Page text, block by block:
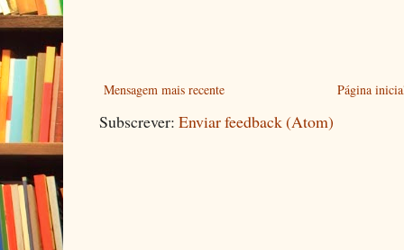
Mensagem mais recente Página
Subscrever: Enviar feedback (Atom)